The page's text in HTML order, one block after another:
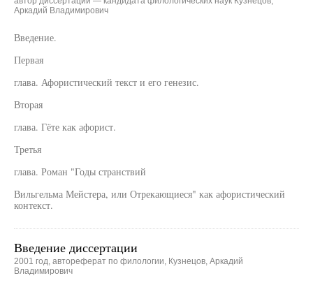
Аркадий Владимирович
Введение.
Первая
глава. Афористический текст и его генезис.
Вторая
глава. Гёте как афорист.
Третья
глава. Роман "Годы странствий
Вильгельма Мейстера, или Отрекающиеся" как афористический
контекст.
Введение диссертации
2001 год, автореферат по филологии, Кузнецов, Аркадий
Владимирович